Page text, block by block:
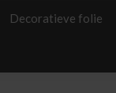
Decoratieve folie